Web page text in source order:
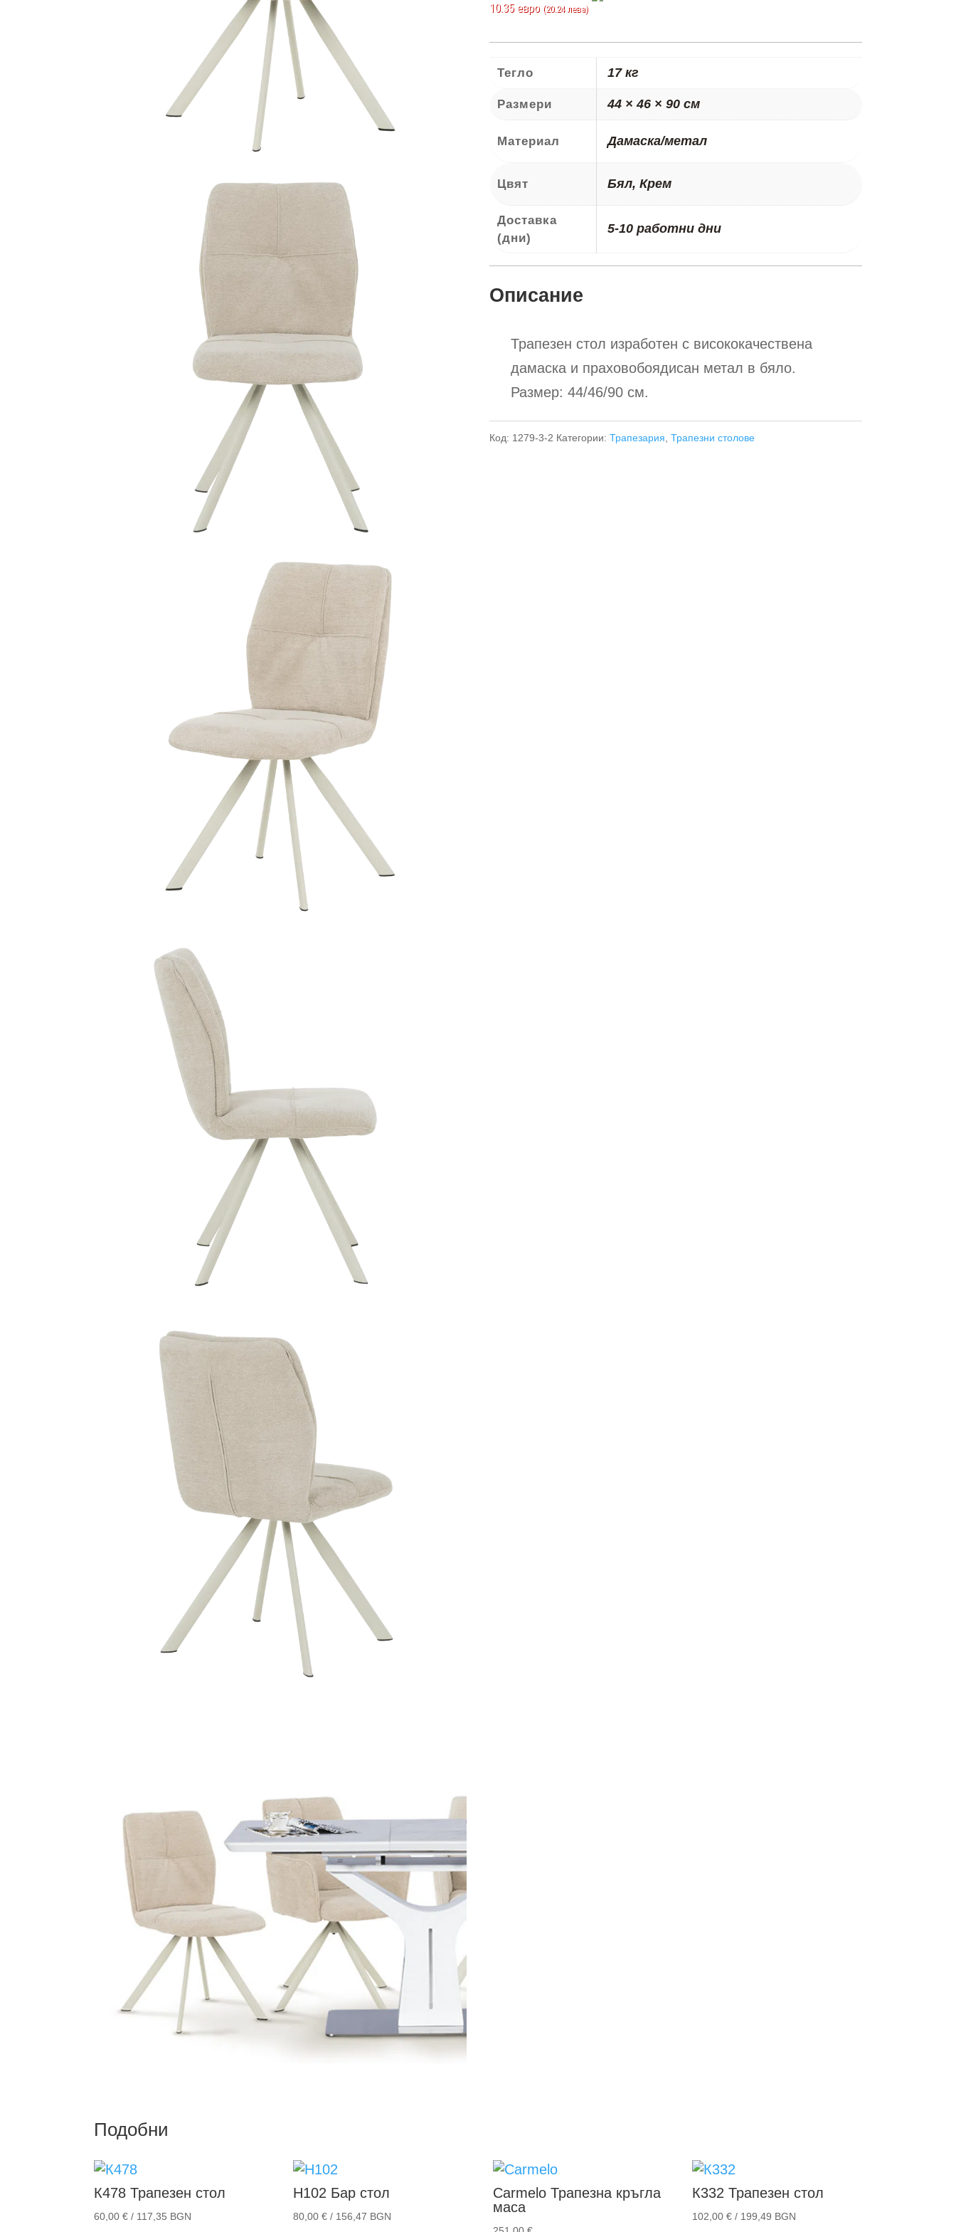
10.35 евро (20.24 лева)
Тегло 17 кг
Размери 44 × 46 × 90 см
Материал Дамаска/метал
Цвят Бял, Крем
Доставка
(дни)
5-10 работни дни
Описание
Трапезен стол изработен с висококачествена
дамаска и праховобоядисан метал в бяло.
Размер: 44/46/90 см.
Код: 1279-3-2 Категории:Трапезария ,Трапезни столове
Подобни
К478 Трапезен стол
60,00 € / 117,35 BGN
H102 Бар стол
80,00€ / 156,47 BGN
CarmeloТрапезна кръгла
маса
К332 Трапезен стол
102,00 € / 199,49 BGN